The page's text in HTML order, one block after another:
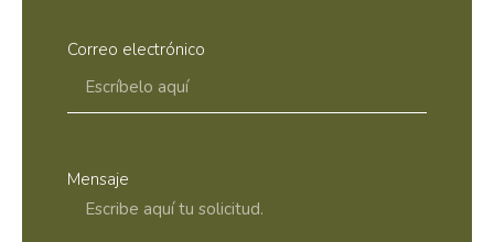
Correo electrónico
Mensaje